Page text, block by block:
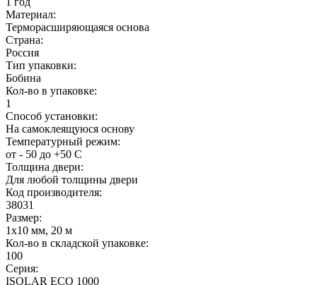
Материал:
Терморасширяющаяся основа
Страна:
Россия
Тип упаковки:
Бобина
Кол-во в упаковке:
1
Способ установки:
На самоклеящуюся основу
Температурный режим:
от - 50 до +50 С
Толщина двери:
Для любой толщины двери
Код производителя:
38031
Размер:
1х10 мм, 20 м
Кол-во в складской упаковке:
100
Серия:
ISOLAR ECO 1000